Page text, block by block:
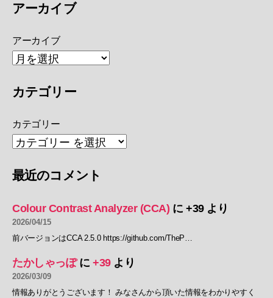
アーカイブ
アーカイブ
カテゴリー
カテゴリー
最近のコメント
Colour Contrast Analyzer (CCA) に+39より
2026/04/15
前バージョンはCCA 2.5.0 https://github.com/TheP…
たかしゃっぽに +39より
2026/03/09
情報ありがとうございます！ みなさんから頂いた情報をわかりやすく